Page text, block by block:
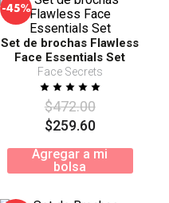
-45%
Set de brochas Flawless
Face Essentials Set
Face Secrets
$472.00
$259.60
Agregar a mi
bolsa